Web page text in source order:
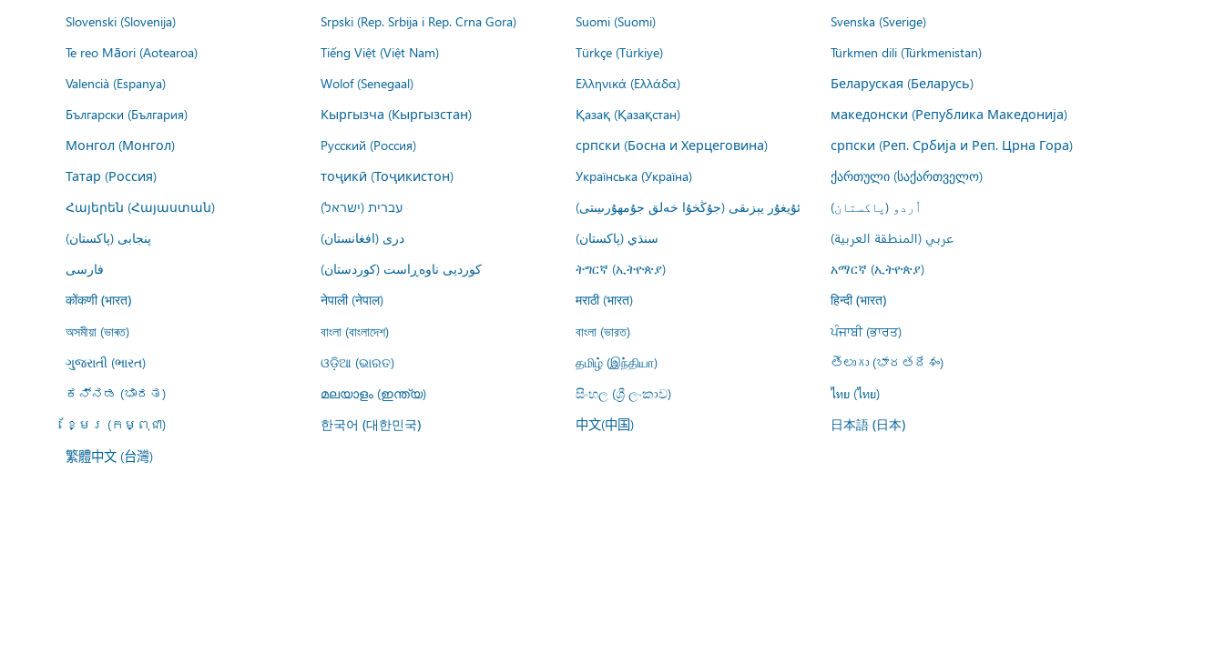
Slovenski (Slovenija)
Srpski (Rep. Srbija i Rep. Crna Gora) Suomi (Suomi)
Svenska (Sverige)
Te reo Māori (Aotearoa)
Tiếng Việt (Việt Nam) Türkçe (Türkiye)
Türkmen dili (Türkmenistan)
Valencià (Espanya)
Wolof (Senegaal) Ελληνικά (Ελλάδα)
Беларуская (Беларусь)
Български (България)
Кыргызча (Кыргызстан) Қазақ (Қазақстан)
македонски (Република Македонија)
Монгол (Монгол)
Русский (Россия) српски (Босна и Херцеговина)
српски (Реп. Србија и Реп. Црна Гора)
Татар (Россия)
тоҷикӣ (Тоҷикистон) Українська (Україна)
ქართული (საქართველო)
Հայերեն (Հայաստան)
עברית (ישראל) ئۇيغۇر يېزىقى (جۇڭخۇا خەلق جۇمھۇرىيىتى)
اُردو (پاکستان)
پنجابی (پاکستان)
درى (افغانستان) سنڌي (پاکستان)
عربي (المنطقة العربية)
فارسى
کوردیی ناوەڕاست (کوردستان) ትግርኛ (ኢትዮጵያ) አማርኛ (ኢትዮጵያ)
कोंकणी (भारत) नेपाली (नेपाल) मराठी (भारत) हिन्दी (भारत)
অসমীয়া (ভাৰত) বাংলা (বাংলাদেশ) বাংলা (ভারত)
ਪੰਜਾਬੀ (ਭਾਰਤ)
ગુજરાતી (ભારત)
ଓଡ଼ିଆ (ଭାରତ) தமிழ் (இந்தியா)
తెలుగు (భారతదేశం)
ಕನ್ನಡ (ಭಾರತ)
മലയാളം (ഇന്ത്യ) සිංහල (ශ්‍රී ලංකාව)
ไทย (ไทย)
ខ្មែរ (កម្ពុជា)
한국어 (대한민국) 中文(中国) 日本語 (日本)
繁體中文 (台灣)